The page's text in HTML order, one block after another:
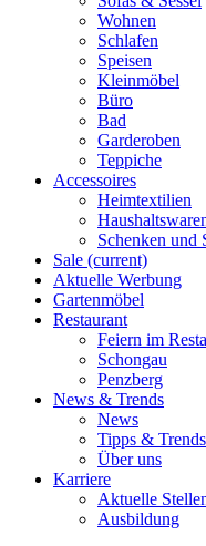
Wohnen
Schlafen
Speisen
Kleinmöbel
Büro
Bad
Garderoben
Teppiche
Accessoires
Heimtextilien
Schenken und
Sale (current)
Aktuelle Werbung
Gartenmöbel
Restaurant
Feiern im
Schongau
Penzberg
News & Trends
News
Tipps & Trends
Über uns
Karriere
Aktuelle
Ausbildung